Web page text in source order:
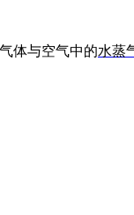
体与空气中的水蒸